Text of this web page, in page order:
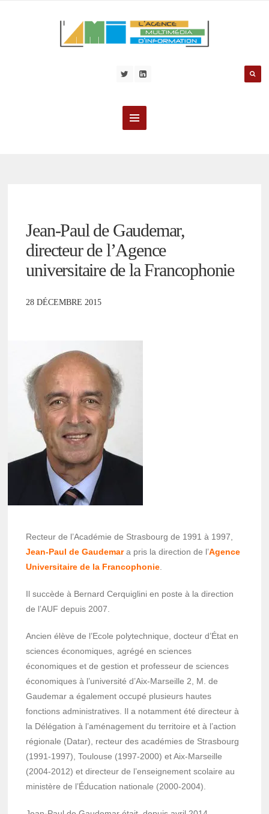
Jean-Paul de Gaudemar,
directeur de l’Agence
universitaire de la Francophonie
28 DÉCEMBRE 2015
Recteur de l’Académie de Strasbourg de 1991 à 1997,
Jean-Paul de Gaudemara pris la direction de l’Agence
Universitaire de la Francophonie
Il succède à Bernard Cerquiglini en poste à la direction
de l’AUF depuis 2007.
Ancien élève de l’Ecole polytechnique, docteur d’État en
sciences économiques, agrégé en sciences
économiques et de gestion et professeur de sciences
économiques à l’université d’Aix-Marseille 2, M. de
Gaudemar a également occupé plusieurs hautes
fonctions administratives. Il a notamment été directeur à
la Délégation à l’aménagement du territoire et à l’action
régionale (Datar), recteur des académies de Strasbourg
(1991-1997), Toulouse (1997-2000) et Aix-Marseille
(2004-2012) et directeur de l’enseignement scolaire au
ministère de l’Éducation nationale (2000-2004).